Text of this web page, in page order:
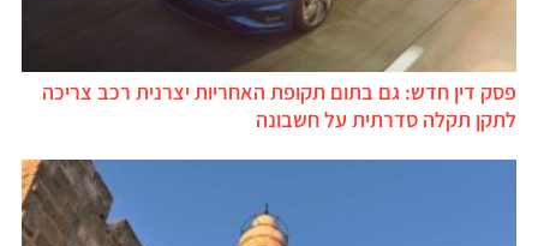
פסק דין חדש: גם בתום תקופת האחריות יצרנית רכב צריכה
לתקן תקלה סדרתית על חשבונה